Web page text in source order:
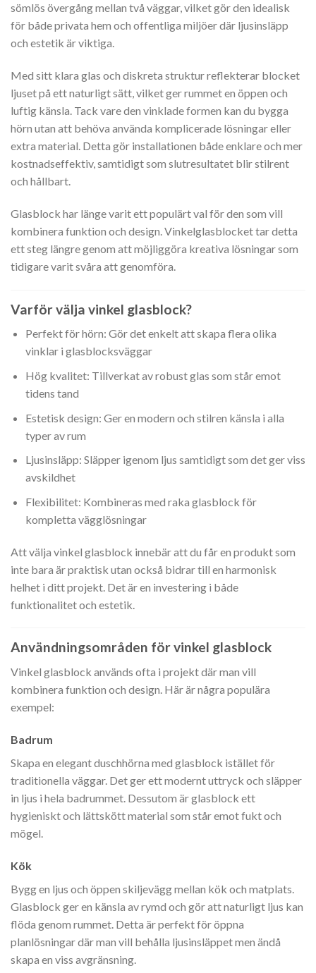
sömlös övergång mellan två väggar, vilket gör den idealisk
för både privata hem och offentliga miljöer där ljusinsläpp
och estetik är viktiga.
Med sitt klara glas och diskreta struktur reflekterar blocket
ljuset på ett naturligt sätt, vilket ger rummet en öppen och
luftig känsla. Tack vare den vinklade formen kan du bygga
hörn utan att behöva använda komplicerade lösningar eller
extra material. Detta gör installationen både enklare och mer
kostnadseffektiv, samtidigt som slutresultatet blir stilrent
och hållbart.
Glasblock har länge varit ett populärt val för den som vill
kombinera funktion och design. Vinkelglasblocket tar detta
ett steg längre genom att möjliggöra kreativa lösningar som
tidigare varit svåra att genomföra.
Varför välja vinkel glasblock?
Perfekt för hörn: Gör det enkelt att skapa flera olika
vinklar i glasblocksväggar
Hög kvalitet: Tillverkat av robust glas som står emot
tidens tand
Estetisk design: Ger en modern och stilren känsla i alla
typer av rum
Ljusinsläpp: Släpper igenom ljus samtidigt som det ger viss
avskildhet
Flexibilitet: Kombineras med raka glasblock för
kompletta vägglösningar
Att välja vinkel glasblock innebär att du får en produkt som
inte bara är praktisk utan också bidrar till en harmonisk
helhet i ditt projekt. Det är en investering i både
funktionalitet och estetik.
Användningsområden för vinkel glasblock
Vinkel glasblock används ofta i projekt där man vill
kombinera funktion och design. Här är några populära
exempel:
Badrum
Skapa en elegant duschhörna med glasblock istället för
traditionella väggar. Det ger ett modernt uttryck och släpper
in ljus i hela badrummet. Dessutom är glasblock ett
hygieniskt och lättskött material som står emot fukt och
mögel.
Kök
Bygg en ljus och öppen skiljevägg mellan kök och matplats.
Glasblock ger en känsla av rymd och gör att naturligt ljus kan
flöda genom rummet. Detta är perfekt för öppna
planlösningar där man vill behålla ljusinsläppet men ändå
skapa en viss avgränsning.